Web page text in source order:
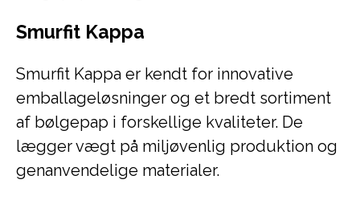
Smurfit Kappa
Smurfit Kappa er kendt for innovative
emballageløsninger og et bredt sortiment
af bølgepap i forskellige kvaliteter. De
lægger vægt på miljøvenlig produktion og
genanvendelige materialer.